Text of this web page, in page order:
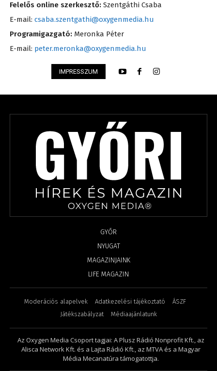
Felelős online szerkesztő: Szentgáthi Csaba
E-mail: csaba.szentgathi@oxygenmedia.hu
Programigazgató: Meronka Péter
E-mail: peter.meronka@oxygenmedia.hu
IMPRESSZUM
GYŐR
NYUGAT
MAGAZINJAINK
LIFE MAGAZIN
Moderációs alapelvek Adatkezelési tájékoztató
ÁSZF
Játékszabályzat
Médiaajánlatunk
Az Oxygen Media Csoport tagjai: A Plusz Rádió Nonprofit Kft., az
Alisca Network Kft. és a Lajta Rádió Kft., az MTVA és a Magyar
Média Mecanatúra támogatottja.